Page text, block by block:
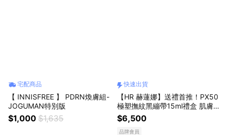
宅配商品
【 INNISFREE 】 PDRN煥膚組-
JOGUMAN特別版
$1,000 $1,635
快速出貨
【HR 赫蓮娜】送禮首推！PX50
極塑撫紋黑繃帶15ml禮盒 肌膚
逆齡常駐青春｜頂級修護乳霜 |
媽媽禮物 女友禮物 (快速出貨)
$6,500
品牌會員